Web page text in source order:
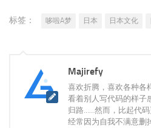
标签： 哆啦A梦 日本 日本文化
Majirefy
喜欢折腾，喜欢各种各
看着别人写代码的样子
归路……然而，比起代
经常因为自我不满意删